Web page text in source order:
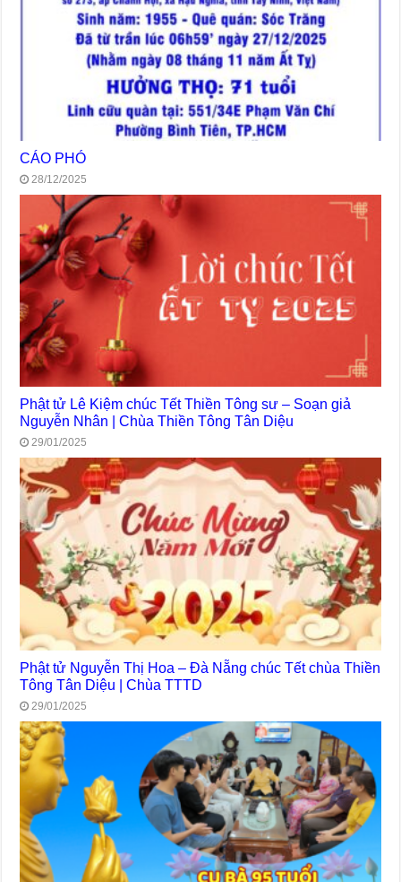
CÁO PHÓ
28/12/2025
Phật tử Lê Kiệm chúc Tết Thiền Tông sư – Soạn giả
Nguyễn Nhân | Chùa Thiền Tông Tân Diệu
29/01/2025
Phật tử Nguyễn Thị Hoa – Đà Nẵng chúc Tết chùa Thiền
Tông Tân Diệu | Chùa TTTD
29/01/2025